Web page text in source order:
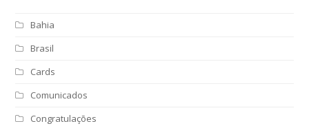
Bahia
Brasil
Cards
Comunicados
Congratulações